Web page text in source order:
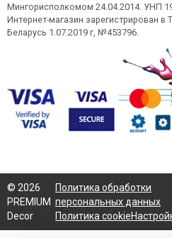
Мингорисполкомом 24.04.2014. УНП
Интернет-магазин зарегистрирован в
Беларусь 1.07.2019 г, №453796.
© 2026
PREMIUM
Decor
Политика обработки
персональных данных
Политика cookie